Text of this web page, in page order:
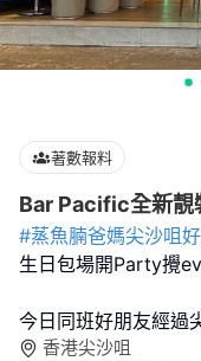
著數報料
Bar Pacific全新靚
#蒸魚腩爸媽尖沙咀
生日包場開Party攪
今日同班好朋友經過
香港尖沙咀